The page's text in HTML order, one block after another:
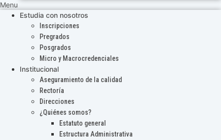
Menu
Estudia con nosotros
Inscripciones
Pregrados
Posgrados
Micro y Macrocredenciales
Institucional
Aseguramiento de la calidad
Rectoría
Direcciones
¿Quiénes somos?
Estatuto general
Estructura Administrativa